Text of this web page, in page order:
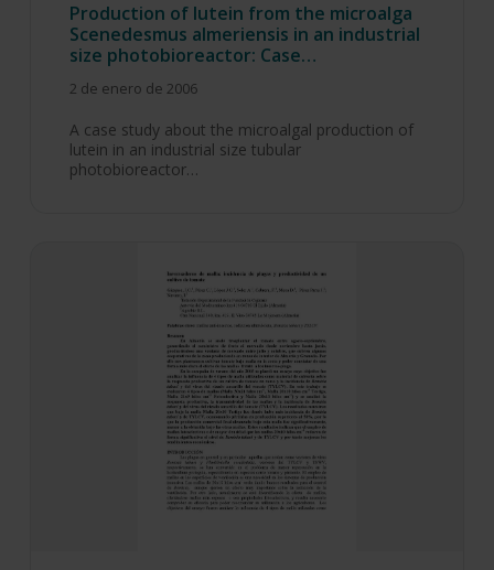
Production of lutein from the microalga
Scenedesmus almeriensis in an industrial
size photobioreactor: Case…
2 de enero de 2006
A case study about the microalgal production of
lutein in an industrial size tubular
photobioreactor…